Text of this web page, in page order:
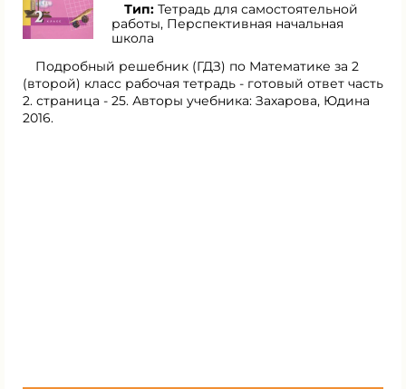
Тип: Тетрадь для самостоятельной
работы, Перспективная начальная
школа
Подробный решебник (ГДЗ) по Математике за 2
(второй) класс рабочая тетрадь - готовый ответ часть
2. страница - 25. Авторы учебника: Захарова, Юдина
2016.